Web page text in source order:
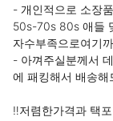
- 개인적으로 소장
50s-70s 80s 애들
자수부족으로여기
- 아껴주실분께서
에 패킹해서 배송해
‼️저렴한가격과 택